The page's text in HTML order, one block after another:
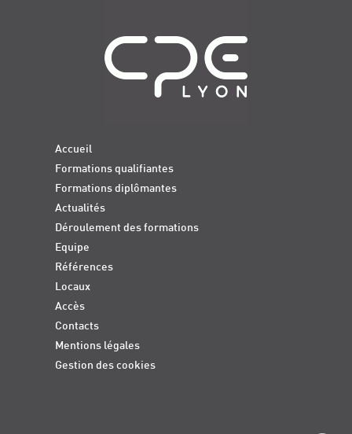
Accueil
Formations qualifiantes
Formations diplômantes
Actualités
Déroulement des formations
Equipe
Références
Locaux
Accès
Contacts
Mentions légales
Gestion des cookies